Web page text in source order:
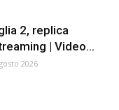
2, replica
| Video...
2026